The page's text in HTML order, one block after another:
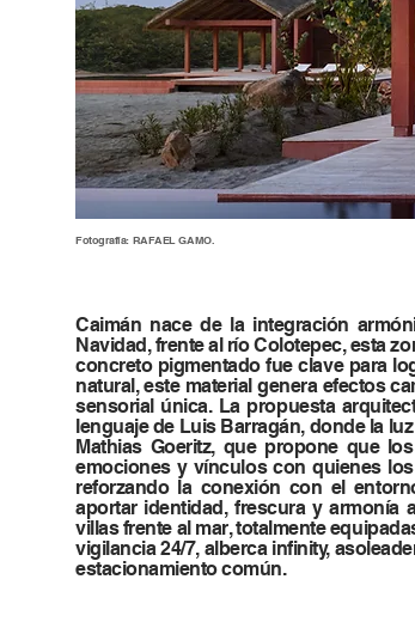
Fotografía: RAFAEL GAMO.
Caimán nace de la integración
Navidad, frente al río Colotepec, esta
concreto pigmentado fue clave para
natural, este material genera efectos
sensorial única. La propuesta
lenguaje de Luis Barragán, donde la
Mathias Goeritz, que propone que
emociones y vínculos con quienes
reforzando la conexión con el
aportar identidad, frescura y
villas frente al mar, totalmente
vigilancia 24/7, alberca infinity,
estacionamiento común.